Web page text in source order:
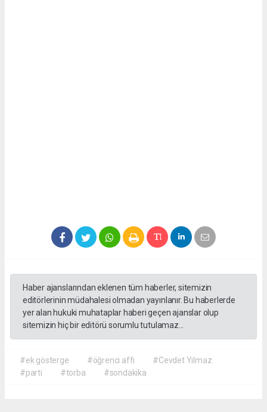
Haber ajanslarından eklenen tüm haberler, sitemizin
editörlerinin müdahalesi olmadan yayınlanır. Bu haberlerde
yer alan hukuki muhataplar haberi geçen ajanslar olup
sitemizin hiç bir editörü sorumlu tutulamaz...
#ek gösterge #öğrenci affı
#Cevdet Yılmaz
#parti
#torba #sondakika